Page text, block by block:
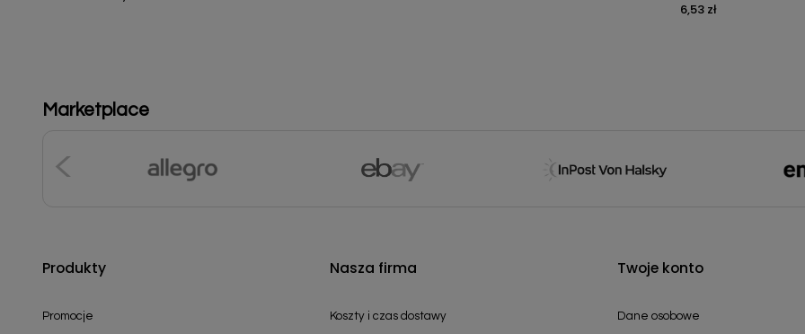
Cena
6,53 zł
Marketplace
Produkty
Promocje
Nasza firma
Koszty i czas dostawy
Twoje konto
Dane osobowe